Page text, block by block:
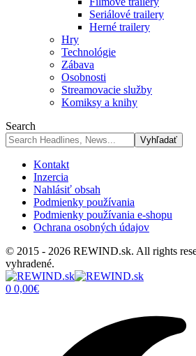
Seriálové trailery
Herné trailery
Hry
Technológie
Zábava
Osobnosti
Streamovacie služby
Komiksy a knihy
Search
Kontakt
Inzercia
Nahlásiť obsah
Podmienky používania
Podmienky používania e-shopu
Ochrana osobných údajov
© 2015 - 2026 REWIND.sk. All rights
vyhradené.
0 0,00€